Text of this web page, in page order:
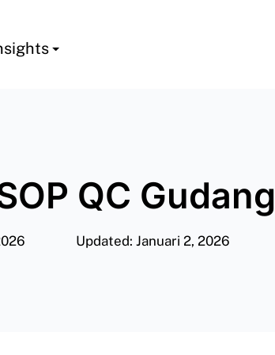
QC Gudang
Updated: Januari 2, 2026